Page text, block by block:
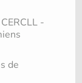
CERCLL -
de